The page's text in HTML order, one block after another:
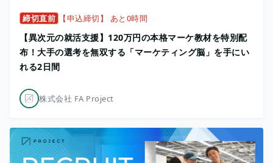
締切直前 【申込締切】 あと0時間
【異次元の就活支援】120万円の本格マーケ教材を特別配
布！大手の選考を無双する「マーケティング脳」を手にい
れる2日間
株式会社 FA Project